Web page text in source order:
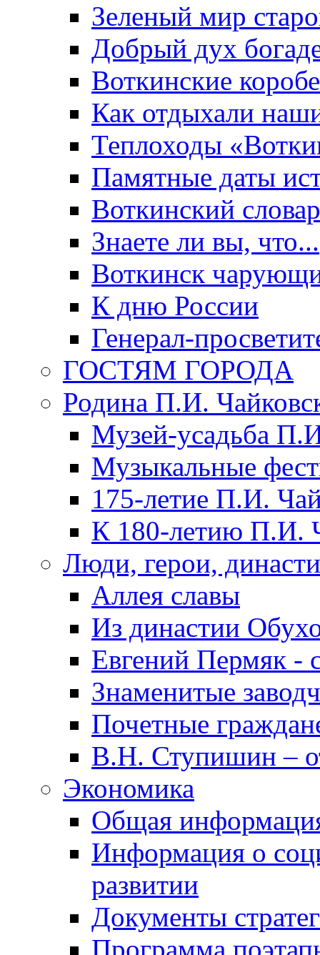
Зеленый мир
Добрый дух
Воткинские
Как отдыхали
Теплоходы
Памятные даты
Воткинский
Знаете ли вы, что...
Воткинск
К дню России
Генерал-
ГОСТЯМ ГОРОДА
Родина П.И.
Музей-усадьба
Музыкальные
175-летие П.И.
К 180-летию П.И.
Люди, герои,
Аллея славы
Из династии
Евгений Пермяк -
Знаменитые
Почетные
В.Н. Ступишин –
Экономика
Общая
Информация о
развитии
Документы